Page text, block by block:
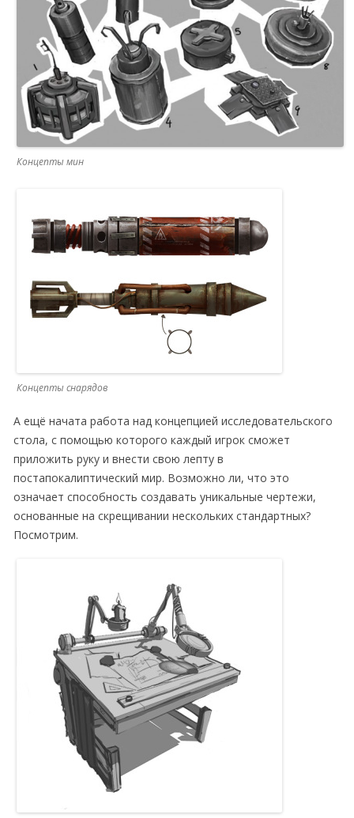
Концепты мин
Концепты снарядов
А ещё начата работа над концепцией исследовательского
стола, с помощью которого каждый игрок сможет
приложить руку и внести свою лепту в
постапокалиптический мир. Возможно ли, что это
означает способность создавать уникальные чертежи,
основанные на скрещивании нескольких стандартных?
Посмотрим.